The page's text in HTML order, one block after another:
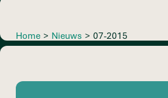
Home > Nieuws > 07-2015